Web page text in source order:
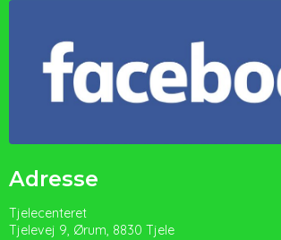
Adresse
Tjelecenteret
Tjelevej 9, Ørum, 8830 Tjele